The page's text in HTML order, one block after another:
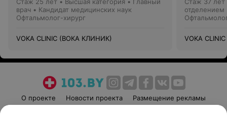
врач • Кандидат медицинских наук
Офтальмолог-хирург
VOKA CLINIC (ВОКА КЛИНИК)
отделением
VOKA
О проекте Новости проекта
Размещение рекламы